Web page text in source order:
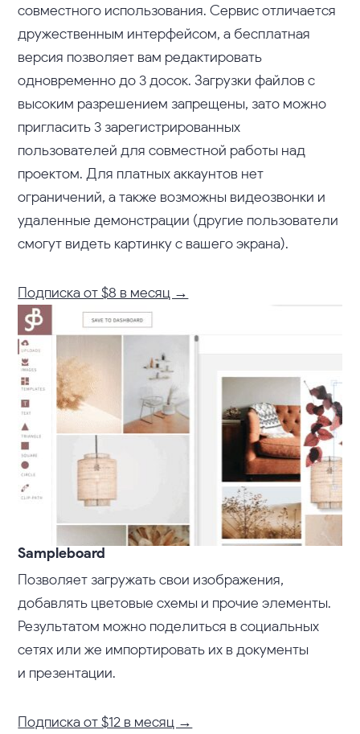
совместного использования. Сервис отличается
дружественным интерфейсом, а бесплатная
версия позволяет вам редактировать
одновременно до 3 досок. Загрузки файлов с
высоким разрешением запрещены, зато можно
пригласить 3 зарегистрированных
пользователей для совместной работы над
проектом. Для платных аккаунтов нет
ограничений, а также возможны видеозвонки и
удаленные демонстрации (другие пользователи
смогут видеть картинку с вашего экрана).
Подписка от $8 в месяц →
Sampleboard
Позволяет загружать свои изображения,
добавлять цветовые схемы и прочие элементы.
Результатом можно поделиться в социальных
сетях или же импортировать их в документы
и презентации.
Подписка от $12 в месяц →